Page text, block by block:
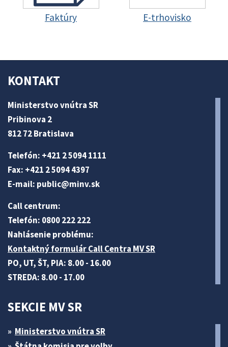
Faktúry E-trhovisko
KONTAKT
Ministerstvo vnútra SR
Pribinova 2
812 72 Bratislava
Telefón: +421 2 5094 1111
Fax: +421 2 5094 4397
E-mail: public@minv.sk
Call centrum:
Telefón: 0800 222 222
Nahlásenie problému:
Kontaktný formulár Call Centra MV SR
PO, UT, ŠT, PIA: 8.00 - 16.00
STREDA: 8.00 - 17.00
SEKCIE MV SR
Ministerstvo vnútra SR